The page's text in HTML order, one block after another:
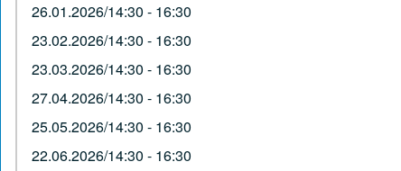
26.01.2026/14:30 - 16:30
23.02.2026/14:30 - 16:30
23.03.2026/14:30 - 16:30
27.04.2026/14:30 - 16:30
25.05.2026/14:30 - 16:30
22.06.2026/14:30 - 16:30